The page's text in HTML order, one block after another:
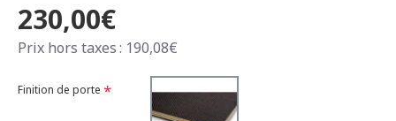
230,00€
Prix hors taxes : 190,08€
Finition de porte